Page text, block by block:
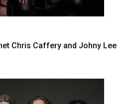
Chris Caffery and Johny Lee